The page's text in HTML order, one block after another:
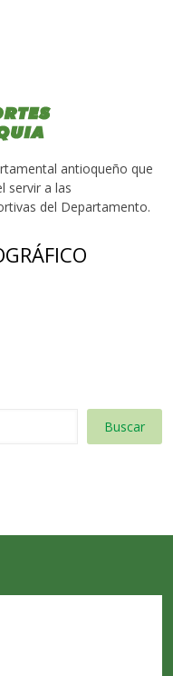
antioqueño que
servir a las
del Departamento.
Buscar